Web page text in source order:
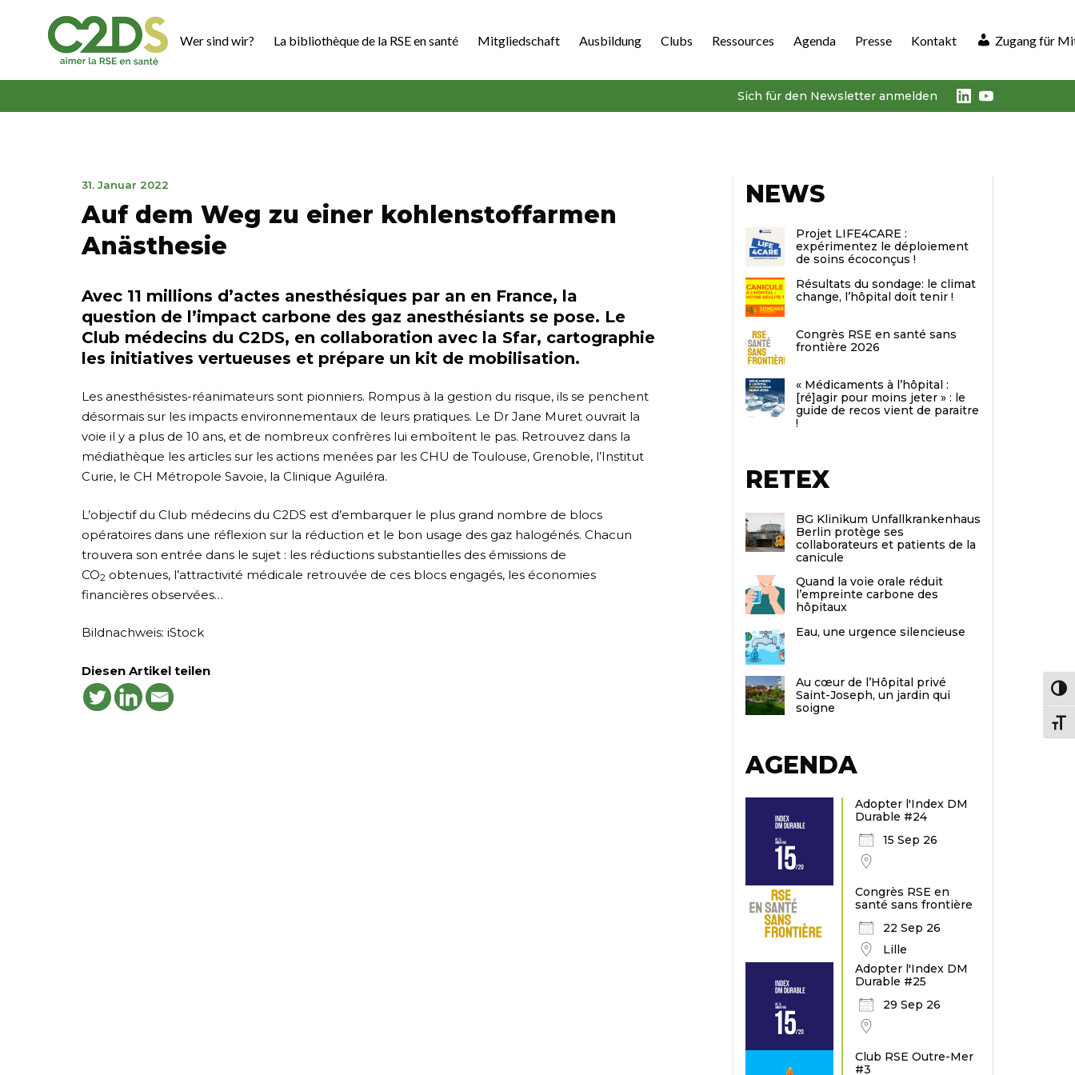
springen
Wer sind wir? La bibliothèque de la RSE en santé Mitgliedschaft Ausbildung Clubs Ressources Agenda Presse Kontakt Zugang für
Sich für den Newsletter anmelden LinkedIn
Youtube
31. Januar 2022
2022
Auf dem Weg zu einer kohlenstoffarmen
Anästhesie
Avec 11 millions d’actes anesthésiques par an en France, la
question de l’impact carbone des gaz anesthésiants se pose. Le
Club médecins du C2DS, en collaboration avec la Sfar, cartographie
les initiatives vertueuses et prépare un kit de mobilisation.
Les anesthésistes-réanimateurs sont pionniers. Rompus à la gestion du risque, ils se penchent
désormais sur les impacts environnementaux de leurs pratiques. Le Dr Jane Muret ouvrait la
voie il y a plus de 10 ans, et de nombreux confrères lui emboîtent le pas. Retrouvez dans la
médiathèque les articles sur les actions menées par les CHU de Toulouse, Grenoble, l’Institut
Curie, le CH Métropole Savoie, la Clinique Aguiléra.
L’objectif du Club médecins du C2DS est d’embarquer le plus grand nombre de blocs
opératoires dans une réflexion sur la réduction et le bon usage des gaz halogénés. Chacun
trouvera son entrée dans le sujet : les réductions substantielles des émissions de
CO2 obtenues, l’attractivité médicale retrouvée de ces blocs engagés, les économies
financières observées…
Bildnachweis: iStock
Diesen Artikel teilen
NEWS
Projet LIFE4CARE :
expérimentez le déploiement
de soins écoconçus !
Résultats du sondage: le climat
change, l’hôpital doit tenir !
Congrès RSE en santé sans
frontière 2026
« Médicaments à l’hôpital :
[ré]agir pour moins jeter » : le
guide de recos vient de paraitre
!
RETEX
BG Klinikum Unfallkrankenhaus
Berlin protège ses
collaborateurs et patients de la
canicule
Quand la voie orale réduit
l’empreinte carbone des
hôpitaux
Eau, une urgence silencieuse
Au cœur de l’Hôpital privé
Saint-Joseph, un jardin qui
soigne
AGENDA
Adopter l'Index DM
Durable #24
15 Sep 26
Congrès RSE en
santé sans frontière
22 Sep 26
Lille
Adopter l'Index DM
Durable #25
29 Sep 26
Club RSE Outre-Mer
#3